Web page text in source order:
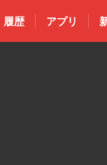
履歴 アプリ